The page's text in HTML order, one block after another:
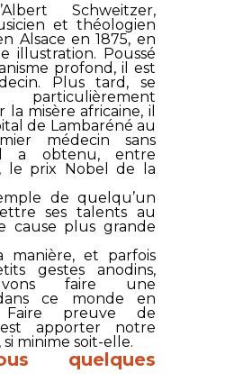
Schweitzer,
et théologien
Alsace en 1875, en
illustration. Poussé
profond, il est
Plus tard, se
misère africaine, il
de Lambaréné au
médecin sans
a obtenu, entre
le prix Nobel de la
de quelqu’un
ses talents au
cause plus grande
manière, et parfois
gestes anodins,
faire une
ce monde en
Faire preuve de
apporter notre
minime soit-elle.
quelques